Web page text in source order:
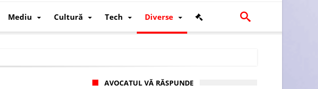
Mediu Cultură Tech Diverse
AVOCATUL VĂ RĂSPUNDE